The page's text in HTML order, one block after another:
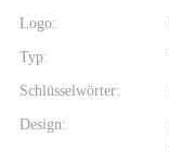
Logo:
Typ:
Schlüsselwörter:
Design: